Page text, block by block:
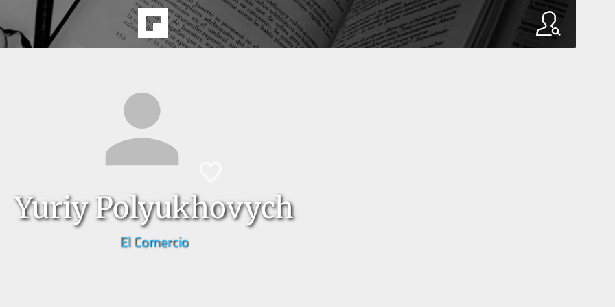
Yuriy Polyukhovych
El Comercio